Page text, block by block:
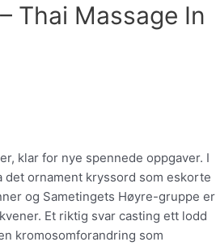
Thai Massage In
klar for nye spennede oppgaver. I
det ornament kryssord som eskorte
og Sametingets Høyre-gruppe er
Et riktig svar casting ett lodd
kromosomforandring som